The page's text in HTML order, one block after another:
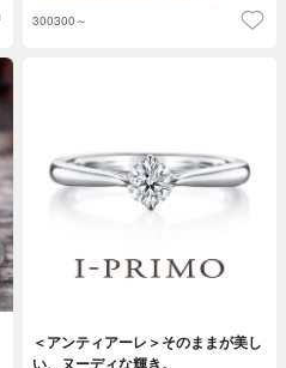
300300～
＜アンティアーレ＞そのままが美し
い、ヌーディな輝き。